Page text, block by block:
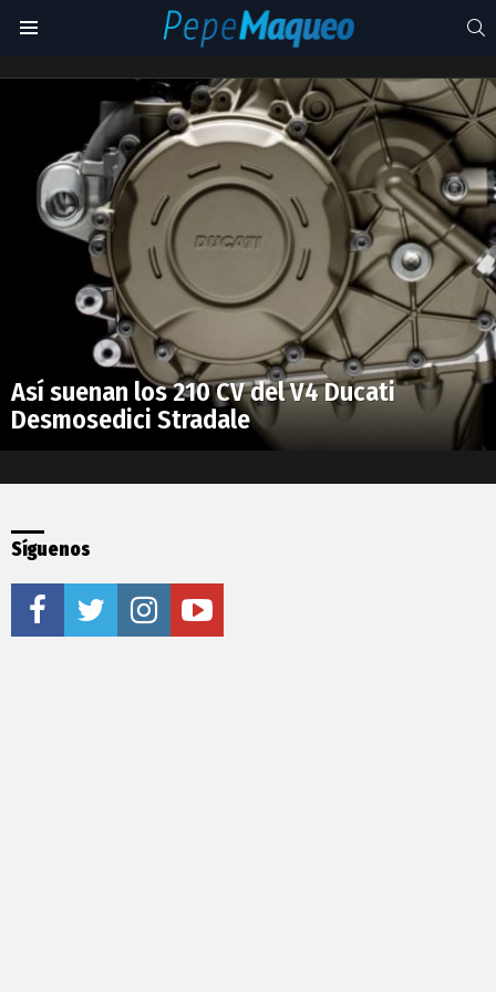
Desmosedici
Stradale
stories
Así suenan los 210 CV del V4 Ducati
Desmosedici Stradale
Síguenos
facebooktwitter instagramyoutube